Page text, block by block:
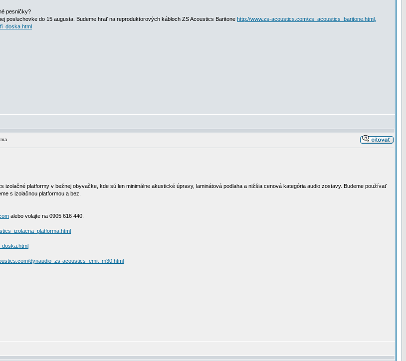
pesničky?
posluchovke do 15 augusta. Budeme hrať na reproduktorových kábloch ZS Acoustics Baritone http://www.zs-acoustics.com/zs_acoustics_baritone.html,
platformy v bežnej obyvačke, kde sú len minimálne akustické úpravy, laminátová podlaha a nižšia cenová kategória audio zostavy. Budeme používať
s izolačnou platformou a bez.
alebo volajte na 0905 616 440.
dynaudio_zs-acoustics_emit_m30.html